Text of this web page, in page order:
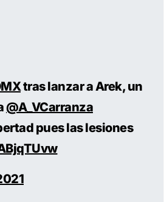
tras lanzar a Arek, un
@A_VCarranza
pues las lesiones